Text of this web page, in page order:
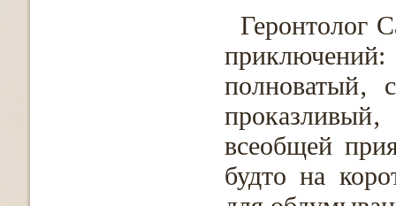
Геронтолог
полноватый‚
всеобщей
будто на